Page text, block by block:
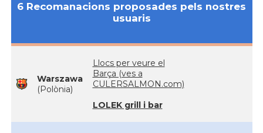
6 Recomanacions proposades pels nostres
usuaris
Warszawa
(Polònia)
Llocs per veure el
Barça (ves a
CULERSALMON.com)
LOLEK grill i bar